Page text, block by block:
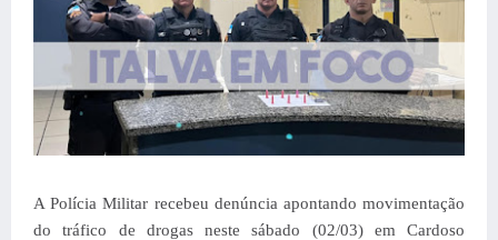
A Polícia Militar recebeu denúncia apontando movimentação
do tráfico de drogas neste sábado (02/03) em Cardoso